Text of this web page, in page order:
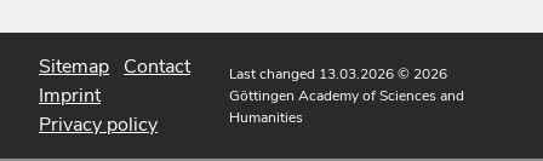
Sitemap Contact
Imprint
Privacy policy
Last changed 13.03.2026© 2026
Göttingen Academy of Sciences and
Humanities